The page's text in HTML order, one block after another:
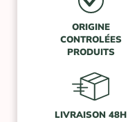
ORIGINE
CONTROLÉES
PRODUITS
LIVRAISON 48H